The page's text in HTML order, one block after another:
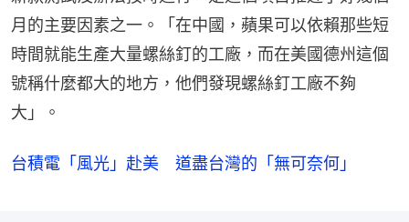
月的主要因素之一。「在中國，蘋果可以依賴那些短
時間就能生產大量螺絲釘的工廠，而在美國德州這個
號稱什麼都大的地方，他們發現螺絲釘工廠不夠
大」。
台積電「風光」赴美 道盡台灣的「無可奈何」